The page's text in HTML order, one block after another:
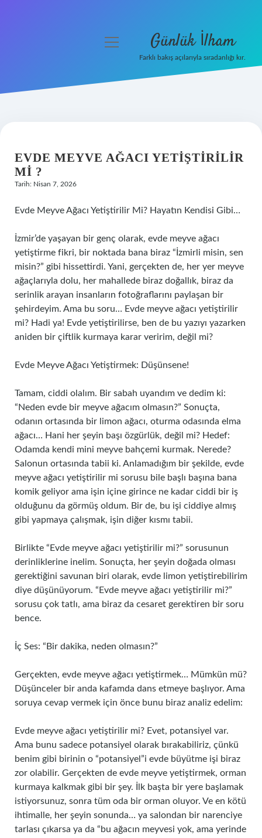
Hakkımızda
menüyü
Günlük İlham
Farklı bakış açılarıyla sıradanlığı kır.
EVDE MEYVE AĞACI YETIŞTIRILIR
MI ?
Tarih: Nisan 7, 2026
Evde Meyve Ağacı Yetiştirilir Mi? Hayatın Kendisi Gibi…
İzmir’de yaşayan bir genç olarak, evde meyve ağacı
yetiştirme fikri, bir noktada bana biraz “İzmirli misin, sen
misin?” gibi hissettirdi. Yani, gerçekten de, her yer meyve
ağaçlarıyla dolu, her mahallede biraz doğallık, biraz da
serinlik arayan insanların fotoğraflarını paylaşan bir
şehirdeyim. Ama bu soru… Evde meyve ağacı yetiştirilir
mi? Hadi ya! Evde yetiştirilirse, ben de bu yazıyı yazarken
aniden bir çiftlik kurmaya karar veririm, değil mi?
Evde Meyve Ağacı Yetiştirmek: Düşünsene!
Tamam, ciddi olalım. Bir sabah uyandım ve dedim ki:
“Neden evde bir meyve ağacım olmasın?” Sonuçta,
odanın ortasında bir limon ağacı, oturma odasında elma
ağacı… Hani her şeyin başı özgürlük, değil mi? Hedef:
Odamda kendi mini meyve bahçemi kurmak. Nerede?
Salonun ortasında tabii ki. Anlamadığım bir şekilde, evde
meyve ağacı yetiştirilir mi sorusu bile başlı başına bana
komik geliyor ama işin içine girince ne kadar ciddi bir iş
olduğunu da görmüş oldum. Bir de, bu işi ciddiye almış
gibi yapmaya çalışmak, işin diğer kısmı tabii.
Birlikte “Evde meyve ağacı yetiştirilir mi?” sorusunun
derinliklerine inelim. Sonuçta, her şeyin doğada olması
gerektiğini savunan biri olarak, evde limon yetiştirebilirim
diye düşünüyorum. “Evde meyve ağacı yetiştirilir mi?”
sorusu çok tatlı, ama biraz da cesaret gerektiren bir soru
bence.
İç Ses: “Bir dakika, neden olmasın?”
Gerçekten, evde meyve ağacı yetiştirmek… Mümkün mü?
Düşünceler bir anda kafamda dans etmeye başlıyor. Ama
soruya cevap vermek için önce bunu biraz analiz edelim:
Evde meyve ağacı yetiştirilir mi? Evet, potansiyel var.
Ama bunu sadece potansiyel olarak bırakabiliriz, çünkü
benim gibi birinin o “potansiyel”i evde büyütme işi biraz
zor olabilir. Gerçekten de evde meyve yetiştirmek, orman
kurmaya kalkmak gibi bir şey. İlk başta bir yere başlamak
istiyorsunuz, sonra tüm oda bir orman oluyor. Ve en kötü
ihtimalle, her şeyin sonunda… ya salondan bir narenciye
tarlası çıkarsa ya da “bu ağacın meyvesi yok, ama yerinde